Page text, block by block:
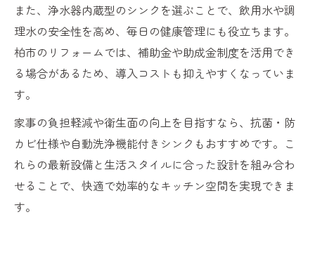
また、浄水器内蔵型のシンクを選ぶことで、飲用水や調
理水の安全性を高め、毎日の健康管理にも役立ちます。
柏市のリフォームでは、補助金や助成金制度を活用でき
る場合があるため、導入コストも抑えやすくなっていま
す。
家事の負担軽減や衛生面の向上を目指すなら、抗菌・防
カビ仕様や自動洗浄機能付きシンクもおすすめです。こ
れらの最新設備と生活スタイルに合った設計を組み合わ
せることで、快適で効率的なキッチン空間を実現できま
す。